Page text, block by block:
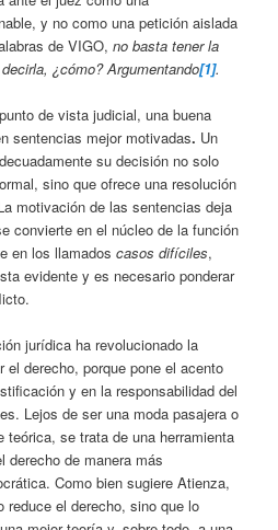
y no como una petición aislada
de VIGO,no basta tener la
¿cómo? Argumentando[1].
de vista judicial, una buena
sentencias mejor motivadas. Un
su decisión no solo
sino que ofrece una resolución
motivación de las sentencias deja
convierte en el núcleo de la función
en los llamadoscasos difíciles,
evidente y es necesario ponderar
jurídica ha revolucionado la
el derecho, porque pone el acento
y en la responsabilidad del
Lejos de ser una moda pasajera o
teórica, se trata de una herramienta
derecho de manera más
Como bien sugiere Atienza,
reduce el derecho, sino que lo